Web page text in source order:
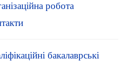
робота
бакалаврські